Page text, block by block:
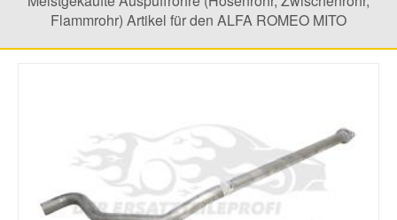
Flammrohr) Artikel für den ALFA ROMEO MITO
Kia Ersatzteile
Mazda Ersatzteile
Mercedes Ersatzteile